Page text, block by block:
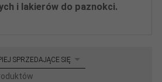
i lakierów do paznokci.
SPRZEDAJĄCE SIĘ